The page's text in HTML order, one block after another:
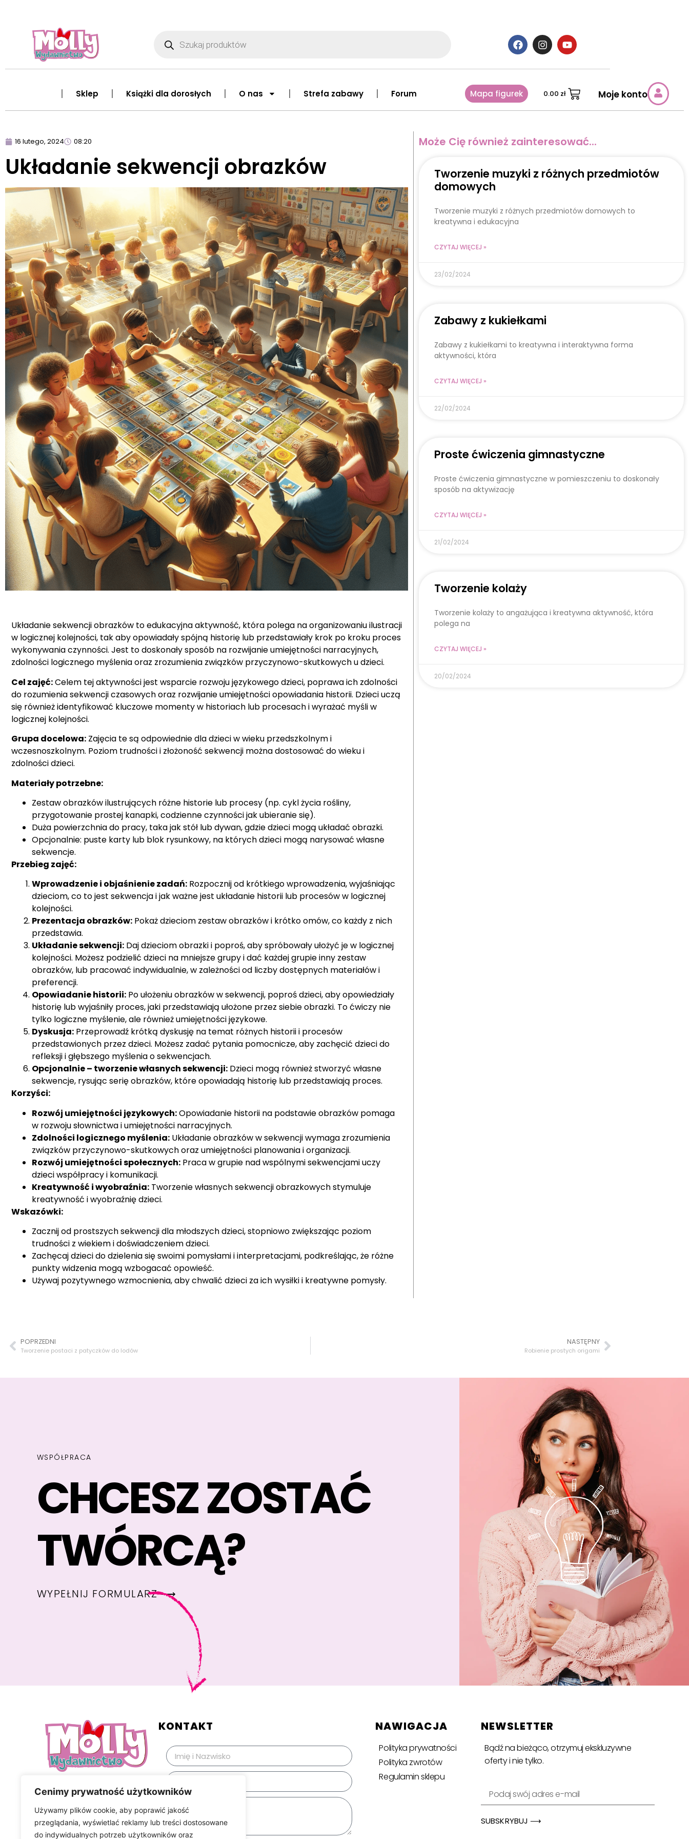
Cenimy prywatność użytkowników
Używamy plików cookie, aby poprawić jakość
przeglądania, wyświetlać reklamy lub treści dostosowane
do indywidualnych potrzeb użytkowników oraz
Sklep Książki dla dorosłych O nas Strefa zabawy Forum Mapa figurek 0.00 zł Moje konto
16 lutego, 2024 08:20
Układanie sekwencji obrazków
Układanie sekwencji obrazków to edukacyjna aktywność, która polega na organizowaniu ilustracji
w logicznej kolejności, tak aby opowiadały spójną historię lub przedstawiały krok po kroku proces
wykonywania czynności. Jest to doskonały sposób na rozwijanie umiejętności narracyjnych,
zdolności logicznego myślenia oraz zrozumienia związków przyczynowo-skutkowych u dzieci.
Cel zajęć:Celem tej aktywności jest wsparcie rozwoju językowego dzieci, poprawa ich zdolności
do rozumienia sekwencji czasowych oraz rozwijanie umiejętności opowiadania historii. Dzieci uczą
się również identyfikować kluczowe momenty w historiach lub procesach i wyrażać myśli w
logicznej kolejności.
Grupa docelowa: Zajęcia te są odpowiednie dla dzieci w wieku przedszkolnym i
wczesnoszkolnym. Poziom trudności i złożoność sekwencji można dostosować do wieku i
zdolności dzieci.
Materiały potrzebne:
Zestaw obrazków ilustrujących różne historie lub procesy (np. cykl życia rośliny,
przygotowanie prostej kanapki, codzienne czynności jak ubieranie się).
Duża powierzchnia do pracy, taka jak stół lub dywan, gdzie dzieci mogą układać obrazki.
Opcjonalnie: puste karty lub blok rysunkowy, na których dzieci mogą narysować własne
sekwencje.
Przebieg zajęć:
Wprowadzenie i objaśnienie zadań: Rozpocznij od krótkiego wprowadzenia, wyjaśniając
dzieciom, co to jest sekwencja i jak ważne jest układanie historii lub procesów w logicznej
kolejności.
Prezentacja obrazków: Pokaż dzieciom zestaw obrazków i krótko omów, co każdy z nich
przedstawia.
Układanie sekwencji: Daj dzieciom obrazki i poproś, aby spróbowały ułożyć je w logicznej
kolejności. Możesz podzielić dzieci na mniejsze grupy i dać każdej grupie inny zestaw
obrazków, lub pracować indywidualnie, w zależności od liczby dostępnych materiałów i
preferencji.
Opowiadanie historii: Po ułożeniu obrazków w sekwencji, poproś dzieci, aby opowiedziały
historię lub wyjaśniły proces, jaki przedstawiają ułożone przez siebie obrazki. To ćwiczy nie
tylko logiczne myślenie, ale również umiejętności językowe.
Dyskusja: Przeprowadź krótką dyskusję na temat różnych historii i procesów
przedstawionych przez dzieci. Możesz zadać pytania pomocnicze, aby zachęcić dzieci do
refleksji i głębszego myślenia o sekwencjach.
Opcjonalnie – tworzenie własnych sekwencji: Dzieci mogą również stworzyć własne
sekwencje, rysując serię obrazków, które opowiadają historię lub przedstawiają proces.
Korzyści:
Rozwój umiejętności językowych:Opowiadanie historii na podstawie obrazków pomaga
w rozwoju słownictwa i umiejętności narracyjnych.
Zdolności logicznego myślenia: Układanie obrazków w sekwencji wymaga zrozumienia
związków przyczynowo-skutkowych oraz umiejętności planowania i organizacji.
Rozwój umiejętności społecznych: Praca w grupie nad wspólnymi sekwencjami uczy
dzieci współpracy i komunikacji.
Kreatywność i wyobraźnia: Tworzenie własnych sekwencji obrazkowych stymuluje
kreatywność i wyobraźnię dzieci.
Wskazówki:
Zacznij od prostszych sekwencji dla młodszych dzieci, stopniowo zwiększając poziom
trudności z wiekiem i doświadczeniem dzieci.
Zachęcaj dzieci do dzielenia się swoimi pomysłami i interpretacjami, podkreślając, że różne
punkty widzenia mogą wzbogacać opowieść.
Używaj pozytywnego wzmocnienia, aby chwalić dzieci za ich wysiłki i kreatywne pomysły.
Może Cię również zainteresować...
Tworzenie muzyki z różnych przedmiotów
domowych
Tworzenie muzyki z różnych przedmiotów domowych to
kreatywna i edukacyjna
CZYTAJ WIĘCEJ »
23/02/2024
Zabawy z kukiełkami
Zabawy z kukiełkami to kreatywna i interaktywna forma
aktywności, która
CZYTAJ WIĘCEJ »
22/02/2024
Proste ćwiczenia gimnastyczne
Proste ćwiczenia gimnastyczne w pomieszczeniu to doskonały
sposób na aktywizację
CZYTAJ WIĘCEJ »
21/02/2024
Tworzenie kolaży
Tworzenie kolaży to angażująca i kreatywna aktywność, która
polega na
CZYTAJ WIĘCEJ »
20/02/2024
POPRZEDNI
Tworzenie postaci z patyczków do lodów
NASTĘPNY
Robienie prostych origami
WSPÓŁPRACA
CHCESZ ZOSTAĆ
TWÓRCĄ?
WYPEŁNIJ FORMULARZ ⟶
KONTAKT NAWIGACJA
Polityka prywatności
Polityka zwrotów
Regulamin sklepu
NEWSLETTER
Bądź na bieżąco, otrzymuj ekskluzywne
oferty i nie tylko.
SUBSKRYBUJ ⟶